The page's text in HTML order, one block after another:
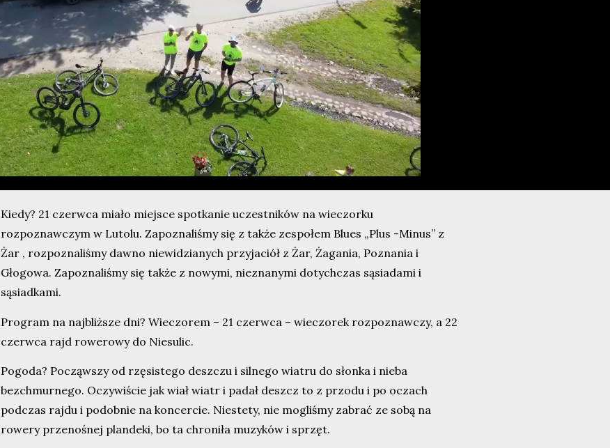
Kiedy? 21 czerwca miało miejsce spotkanie uczestników na wieczorku
rozpoznawczym w Lutolu. Zapoznaliśmy się z także zespołem Blues „Plus -Minus” z
Żar , rozpoznaliśmy dawno niewidzianych przyjaciół z Żar, Żagania, Poznania i
Głogowa. Zapoznaliśmy się także z nowymi, nieznanymi dotychczas sąsiadami i
sąsiadkami.
Program na najbliższe dni? Wieczorem – 21 czerwca – wieczorek rozpoznawczy, a 22
czerwca rajd rowerowy do Niesulic.
Pogoda? Począwszy od rzęsistego deszczu i silnego wiatru do słonka i nieba
bezchmurnego. Oczywiście jak wiał wiatr i padał deszcz to z przodu i po oczach
podczas rajdu i podobnie na koncercie. Niestety, nie mogliśmy zabrać ze sobą na
rowery przenośnej plandeki, bo ta chroniła muzyków i sprzęt.